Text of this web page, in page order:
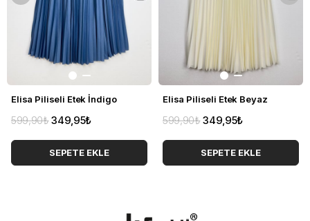
Elisa Piliseli Etek İndigo
349,95₺
599,90₺
SEPETE EKLE
Elisa Piliseli Etek Beyaz
349,95₺
599,90₺
SEPETE EKLE